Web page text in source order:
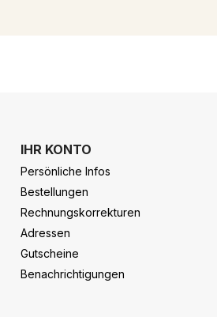
IHR KONTO
Persönliche Infos
Bestellungen
Rechnungskorrekturen
Adressen
Gutscheine
Benachrichtigungen